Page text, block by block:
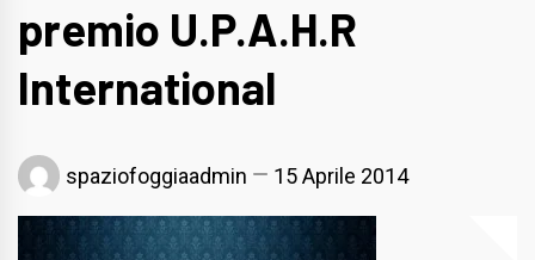
premio U.P.A.H.R
International
spaziofoggiaadmin 15 Aprile 2014